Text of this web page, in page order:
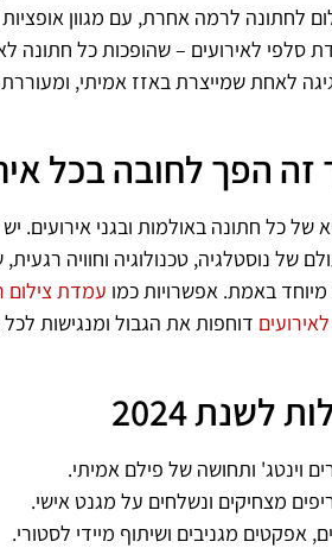
לחתונה לרמה אחרת, עם מגוון
סלפי לאירועים – שהופכות כל חתונה
לאחת שמייצרת באזז אמיתי, ומעוררת
הפך לחובה בכל
כל חתונה באולמות ובגני אירועים. יש
נוסטלגיה, טכנולוגיה וחוויה
מיוחד באמת. אפשרויות כמו עמדת צילום
דוחפות את הגבול ומנגישות לכל
2024
וינטג' ותחושה של פילם אמיתי.
מצחיקים ונשלחים על מגנט אישי.
אפקטים מגניבים ושיתוף מיידי לסטורי.